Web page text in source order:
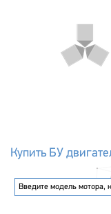
Купить БУ